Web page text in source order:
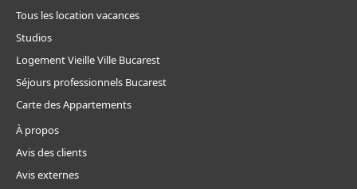
Tous les location vacances
Studios
Logement Vieille Ville Bucarest
Séjours professionnels Bucarest
Carte des Appartements
À propos
Avis des clients
Avis externes